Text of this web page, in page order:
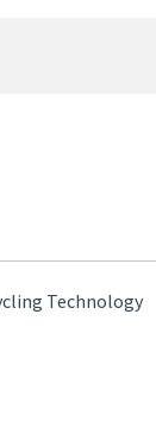
Technology